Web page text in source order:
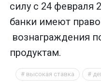
силу с 24 февраля
банки имеют
вознаграждения
продуктам.
высокая ставка